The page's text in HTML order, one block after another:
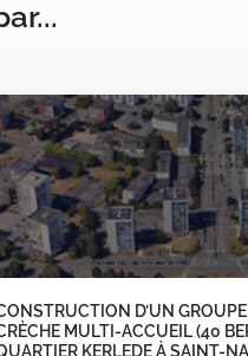
D’UN GROUPE
MULTI-ACCUEIL (40
KERLEDE À SAINT-